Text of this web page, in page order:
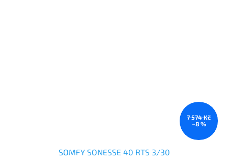
7 574 Kč
–8 %
SOMFY SONESSE 40 RTS 3/30